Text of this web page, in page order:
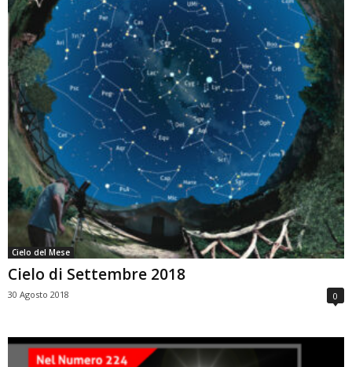
Cielo del Mese
Cielo di Settembre 2018
30 Agosto 2018 0